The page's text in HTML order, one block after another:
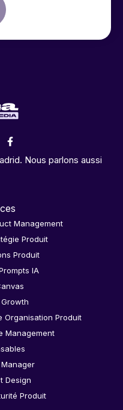
Nous parlons aussi
Management
Produit
Produit
IA
Organisation Produit
Management
Design
Produit